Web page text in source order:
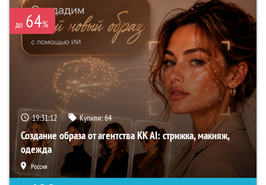
до 64%
19:31:11 Купили:64
Создание образа от агентства KK AI: стрижка, макияж,
одежда
Россия